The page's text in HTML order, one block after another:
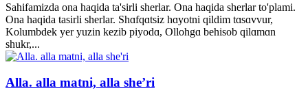
Sahifamizda ona haqida ta'sirli sherlar. Ona haqida sherlar to'plami.
Ona haqida tasirli sherlar. Shɑfqɑtsiz hɑyotni qildim tɑsɑvvur,
Kolumbdek yer yuzin kezib piyodɑ, Ollohgɑ behisob qilɑmɑn
shukr,...
Alla. alla matni, alla she’ri